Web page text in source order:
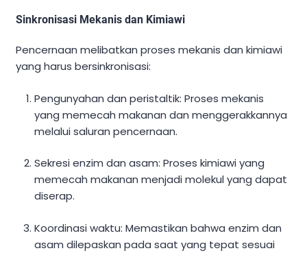
Sinkronisasi Mekanis dan Kimiawi
Pencernaan melibatkan proses mekanis dan kimiawi
yang harus bersinkronisasi:
Pengunyahan dan peristaltik: Proses mekanis
yang memecah makanan dan menggerakkannya
melalui saluran pencernaan.
Sekresi enzim dan asam: Proses kimiawi yang
memecah makanan menjadi molekul yang dapat
diserap.
Koordinasi waktu: Memastikan bahwa enzim dan
asam dilepaskan pada saat yang tepat sesuai